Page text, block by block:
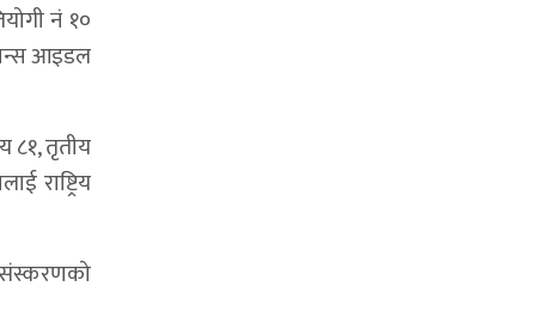
नं १०
आइडल
८१, तृतीय
राष्ट्रिय
संस्करणको